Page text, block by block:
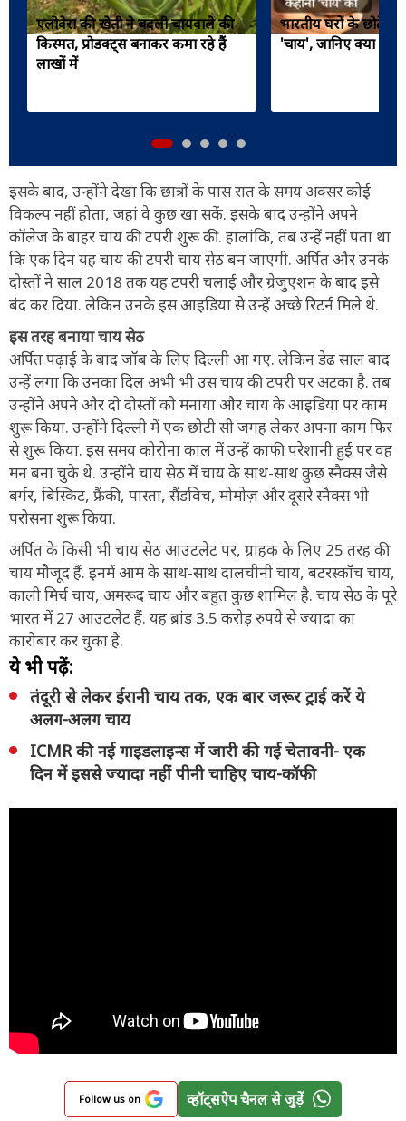
एलोवेरा की खेती ने बदली चायवाले की
किस्मत, प्रोडक्ट्स बनाकर कमा रहे हैं
लाखों में
भारतीय घरों के छोटे-
'चाय', जानिए क्या है
इसके बाद, उन्होंने देखा कि छात्रों के पास रात के समय अक्सर कोई
विकल्प नहीं होता, जहां वे कुछ खा सकें. इसके बाद उन्होंने अपने
कॉलेज के बाहर चाय की टपरी शुरू की. हालांकि, तब उन्हें नहीं पता था
कि एक दिन यह चाय की टपरी चाय सेठ बन जाएगी. अर्पित और उनके
दोस्तों ने साल 2018 तक यह टपरी चलाई और ग्रेजुएशन के बाद इसे
बंद कर दिया. लेकिन उनके इस आइडिया से उन्हें अच्छे रिटर्न मिले थे.
इस तरह बनाया चाय सेठ
अर्पित पढ़ाई के बाद जॉब के लिए दिल्ली आ गए. लेकिन डेढ साल बाद
उन्हें लगा कि उनका दिल अभी भी उस चाय की टपरी पर अटका है. तब
उन्होंने अपने और दो दोस्तों को मनाया और चाय के आइडिया पर काम
शुरू किया. उन्होंने दिल्ली में एक छोटी सी जगह लेकर अपना काम फिर
से शुरू किया. इस समय कोरोना काल में उन्हें काफी परेशानी हुईं पर वह
मन बना चुके थे. उन्होंने चाय सेठ में चाय के साथ-साथ कुछ स्नैक्स जैसे
बर्गर, बिस्किट, फ्रैंकी, पास्ता, सैंडविच, मोमोज़ और दूसरे स्नैक्स भी
परोसना शुरू किया.
अर्पित के किसी भी चाय सेठ आउटलेट पर, ग्राहक के लिए 25 तरह की
चाय मौजूद हैं. इनमें आम के साथ-साथ दालचीनी चाय, बटरस्कॉच चाय,
काली मिर्च चाय, अमरूद चाय और बहुत कुछ शामिल है. चाय सेठ के पूरे
भारत में 27 आउटलेट हैं. यह ब्रांड 3.5 करोड़ रुपये से ज्यादा का
कारोबार कर चुका है.
ये भी पढ़ें:
तंदूरी से लेकर ईरानी चाय तक, एक बार जरूर ट्राई करें ये
अलग-अलग चाय
ICMR की नई गाइडलाइन्स में जारी की गई चेतावनी- एक
दिन में इससे ज्यादा नहीं पीनी चाहिए चाय-कॉफी
Follow us on व्हॉट्सऐप चैनल से जुड़ें